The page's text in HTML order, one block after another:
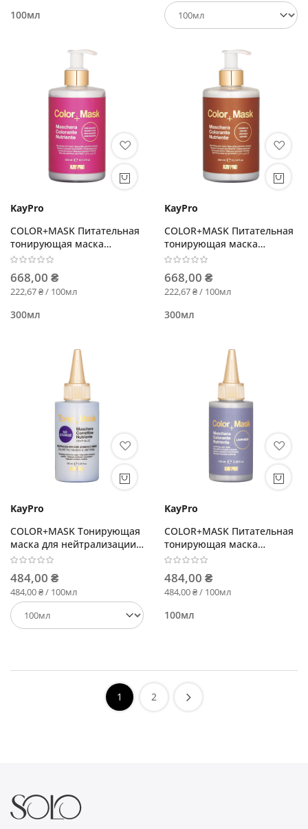
100мл
KayPro
COLOR+MASK Питательная
тонирующая маска
Маджента
668,00 ₴
222,67 ₴ / 100мл
300мл
KayPro
COLOR+MASK Питательная
тонирующая маска
Карамель
668,00 ₴
222,67 ₴ / 100мл
300мл
KayPro
COLOR+MASK Тонирующая
маска для нейтрализации
оранжевого оттенка
484,00 ₴
484,00 ₴ / 100мл
KayPro
COLOR+MASK Питательная
тонирующая маска
Лавандовый
484,00 ₴
484,00 ₴ / 100мл
100мл
1 2